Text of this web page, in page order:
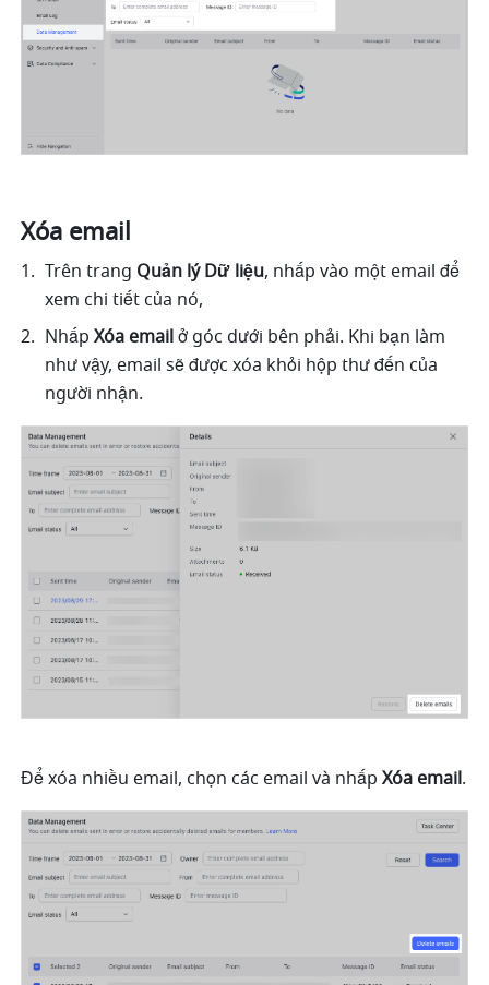
Xóa email
Trên trang Quản lý Dữ liệu, nhấp vào một email để
xem chi tiết của nó,
Nhấp Xóa email ở góc dưới bên phải. Khi bạn làm
như vậy, email sẽ được xóa khỏi hộp thư đến của
người nhận.
Để xóa nhiều email, chọn các email và nhấp Xóa email.